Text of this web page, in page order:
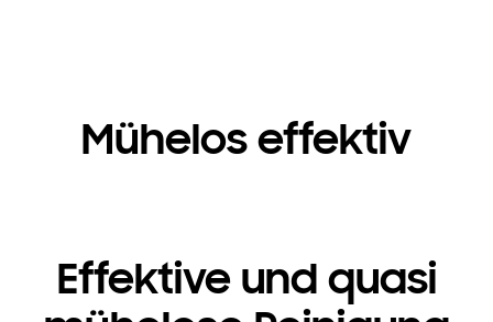
Mühelos effektiv
Effektive und quasi